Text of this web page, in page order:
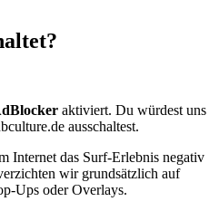
aktiviert. Du würdest uns
ausschaltest.
Internet das Surf-Erlebnis negativ
wir grundsätzlich auf
Ups oder Overlays.